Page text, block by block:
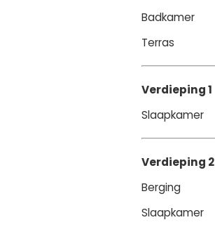
Badkamer
Terras
Verdieping 1
Slaapkamer
Verdieping 2
Berging
Slaapkamer